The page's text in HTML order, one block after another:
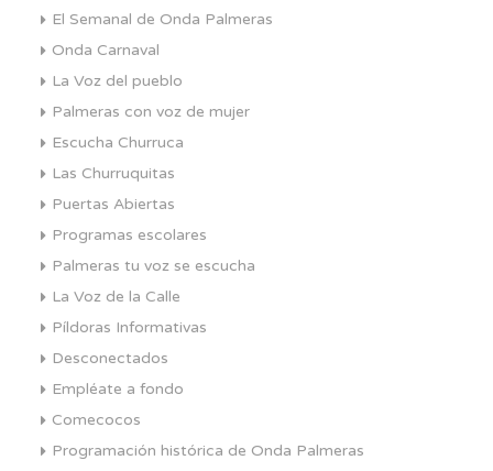
El Semanal de Onda Palmeras
Onda Carnaval
La Voz del pueblo
Palmeras con voz de mujer
Escucha Churruca
Las Churruquitas
Puertas Abiertas
Programas escolares
Palmeras tu voz se escucha
La Voz de la Calle
Píldoras Informativas
Desconectados
Empléate a fondo
Comecocos
Programación histórica de Onda Palmeras